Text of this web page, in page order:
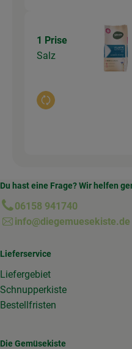
1 Prise
Salz
Auswahl ändern
Du hast eine Frage? Wir helfen
06158 941740
info@diegemuesekiste.de
Lieferservice
Liefergebiet
Schnupperkiste
Bestellfristen
Die Gemüsekiste